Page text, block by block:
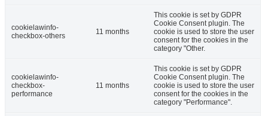
cookielawinfo-
checkbox-others
11 months
This cookie is set by GDPR
Cookie Consent plugin. The
cookie is used to store the user
consent for the cookies in the
category "Other.
cookielawinfo-
checkbox-
performance
11 months
This cookie is set by GDPR
Cookie Consent plugin. The
cookie is used to store the user
consent for the cookies in the
category "Performance".